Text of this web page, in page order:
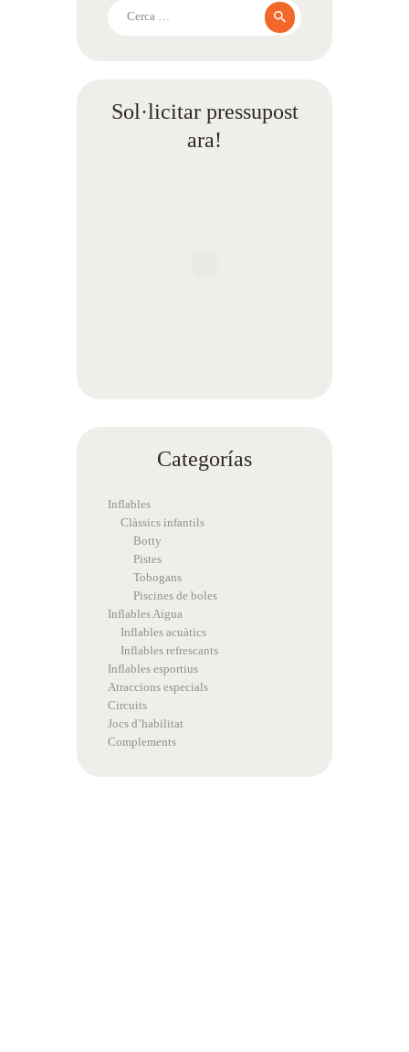
Sol·licitar pressupost
ara!
Categorías
Inflables
Clàssics infantils
Botty
Pistes
Tobogans
Piscines de boles
Inflables Aigua
Inflables acuàtics
Inflables refrescants
Inflables esportius
Atraccions especials
Circuits
Jocs d’habilitat
Complements